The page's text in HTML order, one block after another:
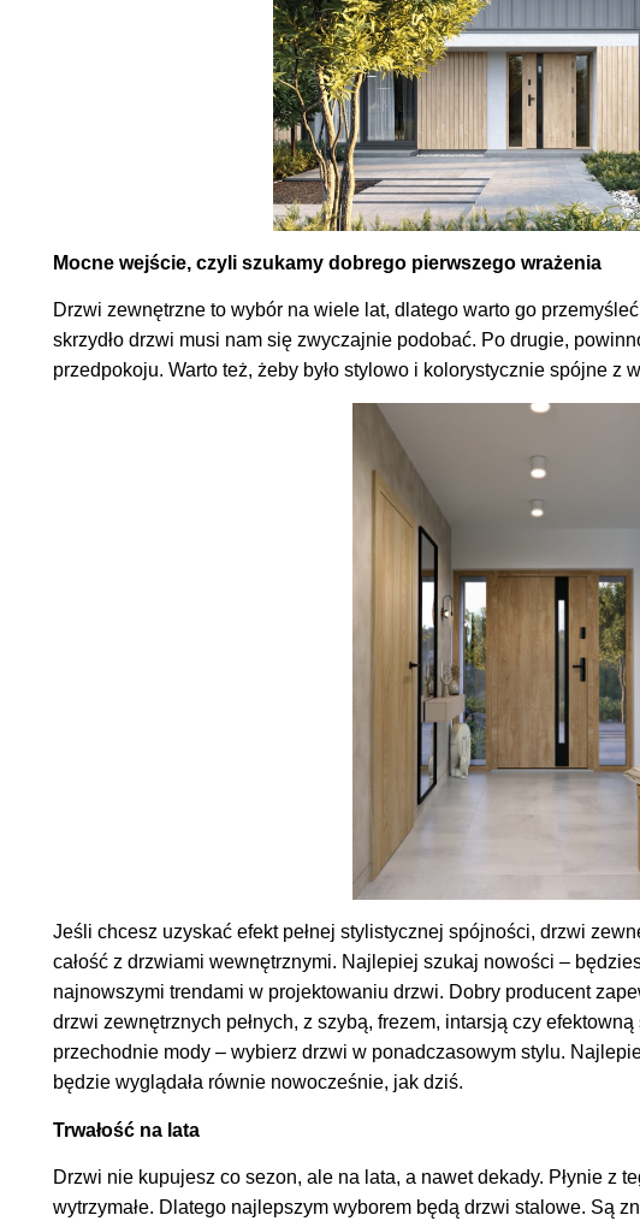
Mocne wejście, czyli szukamy dobrego pierwszego wrażenia
Drzwi zewnętrzne to wybór na wiele lat, dlatego warto go
skrzydło drzwi musi nam się zwyczajnie podobać. Po drugie,
przedpokoju. Warto też, żeby było stylowo i kolorystycznie spójne z
Jeśli chcesz uzyskać efekt pełnej stylistycznej spójności, drzwi
całość z drzwiami wewnętrznymi. Najlepiej szukaj nowości –
najnowszymi trendami w projektowaniu drzwi. Dobry producent
drzwi zewnętrznych pełnych, z szybą, frezem, intarsją czy
przechodnie mody – wybierz drzwi w ponadczasowym stylu.
będzie wyglądała równie nowocześnie, jak dziś.
Trwałość na lata
Drzwi nie kupujesz co sezon, ale na lata, a nawet dekady. Płynie z
wytrzymałe. Dlatego najlepszym wyborem będą drzwi stalowe. Są